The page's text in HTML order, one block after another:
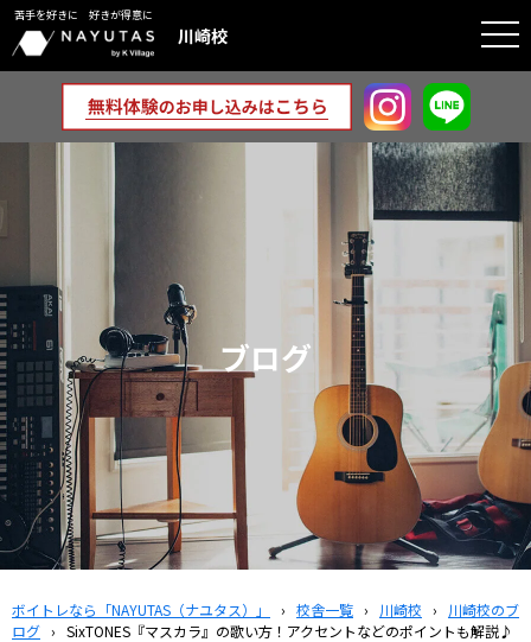
苦手を好きに 好きが得意に
川崎校
ブログ
ボイトレなら「NAYUTAS（ナユタス）」 › 校舎一覧 › 川崎校 ›
川崎校のブ
ログ › SixTONES『マスカラ』の歌い方！アクセントなどのポイントも解説♪